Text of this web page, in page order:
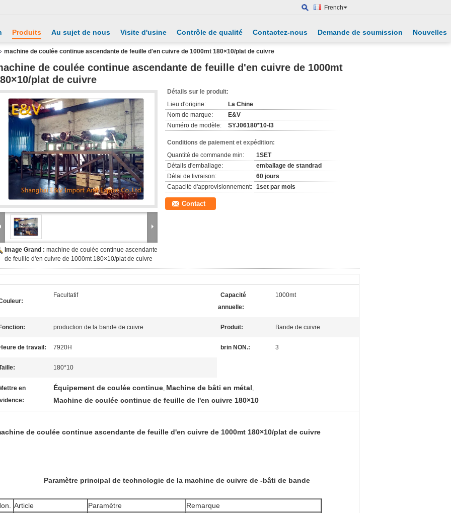
French
Produits Au sujet de nous Visite d'usine Contrôle de qualité Contactez-nous Demande de soumission Nouvelles
machine de coulée continue ascendante de feuille d'en cuivre de 1000mt 180×10/plat de cuivre
de coulée continue ascendante de feuille d'en cuivre de 1000mt
plat de cuivre
Image Grand : machine de coulée continue ascendante
de feuille d'en cuivre de 1000mt 180×10/plat de cuivre
Détails sur le produit:
Lieu d'origine:
La Chine
Nom de marque:
E&V
Numéro de modèle:
SYJ06180*10-I3
Conditions de paiement et expédition:
Quantité de commande min:
1SET
Détails d'emballage:
emballage de standrad
Délai de livraison:
60 jours
Capacité d'approvisionnement: 1set par mois
Contact
Facultatif
Capacité
annuelle:
1000mt
Fonction: production de la bande de cuivre Produit: Bande de cuivre
Heure de travail: 7920H brin NON.: 3
180*10
Mettre en
Équipement de coulée continue, Machine de bâti en métal,
Machine de coulée continue de feuille de l'en cuivre 180×10
de coulée continue ascendante de feuille d'en cuivre de 1000mt 180×10/plat de cuivre
Paramètre principal de technologie de la machine de cuivre de -bâti de bande
Article Paramètre
Remarque